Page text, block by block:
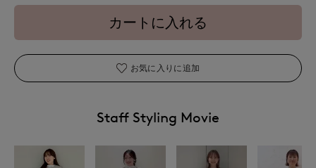
カートに入れる
お気に入りに追加
Staff Styling Movie